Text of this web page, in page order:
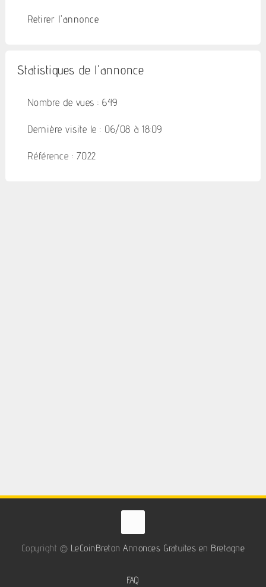
Retirer l'annonce
Statistiques de l'annonce
Nombre de vues : 649
Dernière visite le : 06/08 à 18:09
Référence : 7022
Copyright © LeCoinBreton Annonces Gratuites en Bretagne
FAQ